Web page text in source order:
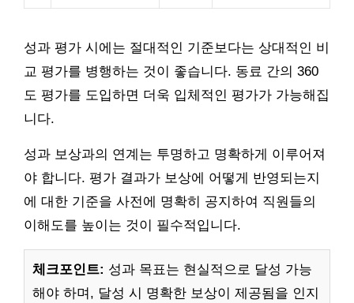
성과 평가 시에는 절대적인 기준보다는 상대적인 비
교 평가를 병행하는 것이 좋습니다. 동료 간의 360
도 평가를 도입하면 더욱 입체적인 평가가 가능해집
니다.
성과 보상과의 연계는 투명하고 명확하게 이루어져
야 합니다. 평가 결과가 보상에 어떻게 반영되는지
에 대한 기준을 사전에 명확히 공지하여 직원들의
이해도를 높이는 것이 필수적입니다.
체크포인트: 성과 목표는 현실적으로 달성 가능
해야 하며, 달성 시 명확한 보상이 제공됨을 인지